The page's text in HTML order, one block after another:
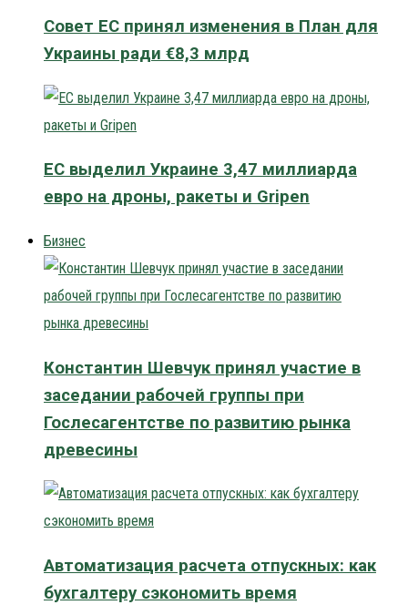
Совет ЕС принял изменения в План для
Украины ради €8,3 млрд
ЕС выделил Украине 3,47 миллиарда
евро на дроны, ракеты и Gripen
Бизнес
Константин Шевчук принял участие в
заседании рабочей группы при
Гослесагентстве по развитию рынка
древесины
Автоматизация расчета отпускных: как
бухгалтеру сэкономить время